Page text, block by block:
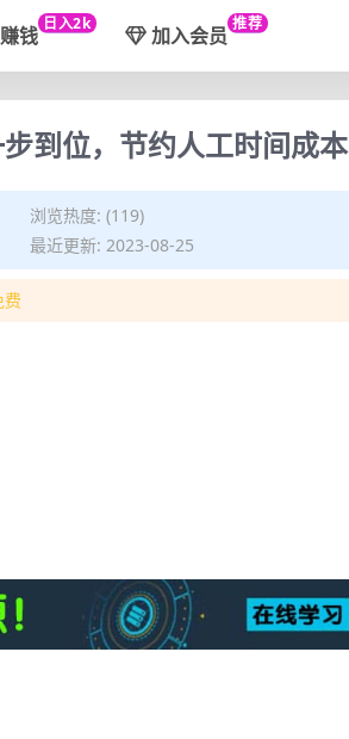
钱 日入2k 加入会员 推荐
到位，节约人工时间成本
浏览热度: (119)
最近更新: 2023-08-25
费